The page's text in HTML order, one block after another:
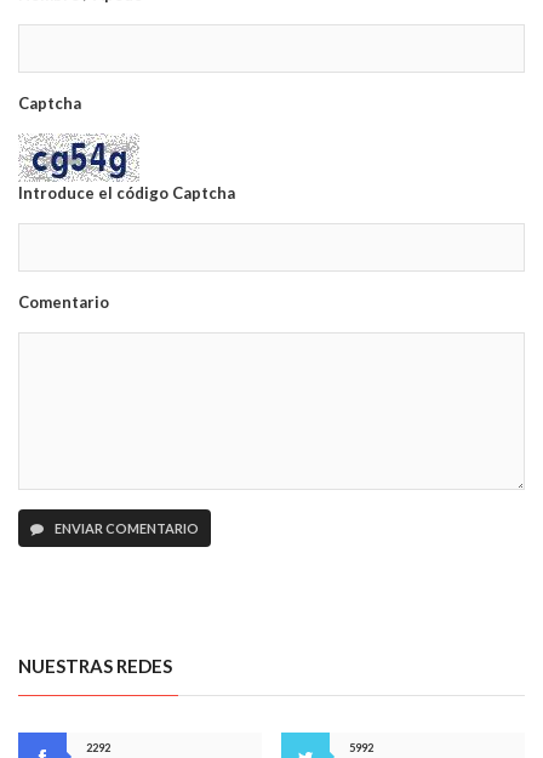
Captcha
Introduce el código Captcha
Comentario
ENVIAR COMENTARIO
NUESTRAS REDES
2292
5992